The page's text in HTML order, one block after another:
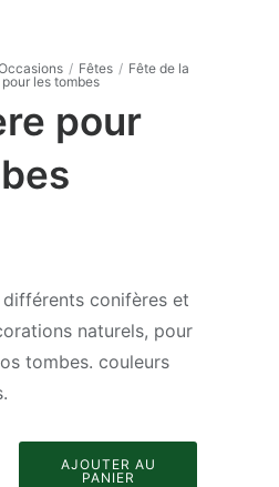
/ Fêtes / Fête de la
les tombes
pour
conifères et
naturels, pour
tombes. couleurs
AJOUTER AU
PANIER